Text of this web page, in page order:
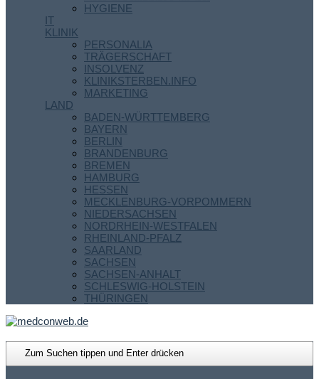
HYGIENE
IT
KLINIK
PERSONALIA
TRÄGERSCHAFT
INSOLVENZ
KLINIKSTERBEN.INFO
MARKETING
LAND
BADEN-WÜRTTEMBERG
BAYERN
BERLIN
BRANDENBURG
BREMEN
HAMBURG
HESSEN
MECKLENBURG-VORPOMMERN
NIEDERSACHSEN
NORDRHEIN-WESTFALEN
RHEINLAND-PFALZ
SAARLAND
SACHSEN
SACHSEN-ANHALT
SCHLESWIG-HOLSTEIN
THÜRINGEN